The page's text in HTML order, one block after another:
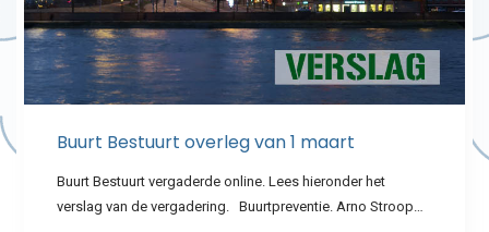
Buurt Bestuurt overleg van 1 maart
Buurt Bestuurt vergaderde online. Lees hieronder het
verslag van de vergadering. Buurtpreventie. Arno Stroop…